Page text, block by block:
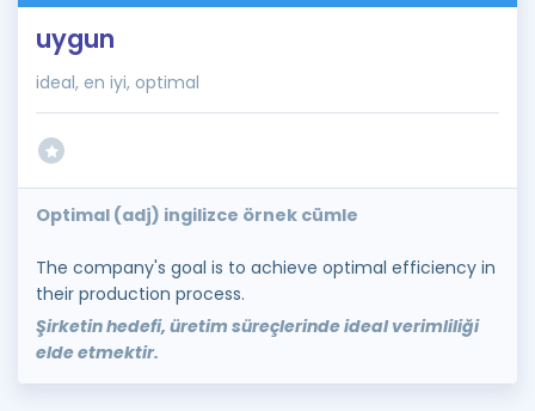
İngilizce Gramer
uygun
ideal, en iyi, optimal
Optimal (adj) ingilizce örnek cümle
The company's goal is to achieve optimal efficiency in
their production process.
Şirketin hedefi, üretim süreçlerinde ideal verimliliği
elde etmektir.